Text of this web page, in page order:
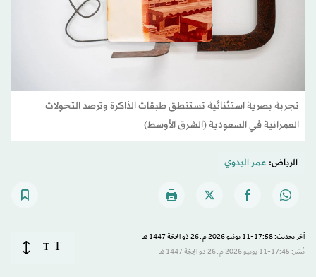
تجربة بصرية استثنائية تستنطق طبقات الذاكرة وترصد التحولات
العمرانية في السعودية (الشرق الأوسط)
الرياض: عمر البدوي
آخر تحديث: 17:58-11 يونيو 2026 م ـ 26 ذو الحِجّة 1447 هـ
نُشر: 17:45-11 يونيو 2026 م ـ 26 ذو الحِجّة 1447 هـ
T
T